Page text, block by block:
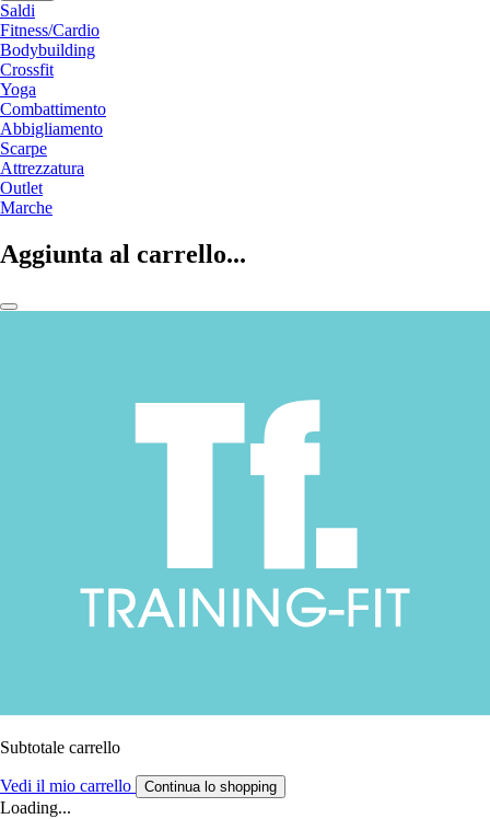
Saldi
Fitness/Cardio
Bodybuilding
Crossfit
Yoga
Combattimento
Abbigliamento
Scarpe
Attrezzatura
Outlet
Marche
Aggiunta al carrello...
Subtotale carrello
Vedi il mio carrello Continua lo shopping
Loading...